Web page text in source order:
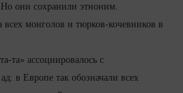
они сохранили этноним.
монголов и тюрков-кочевников в
та» ассоциировалось с
в Европе так обозначали всех